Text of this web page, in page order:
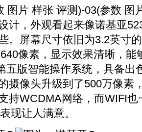
图片 样张 评测)-03(参数 图
计，外观看起来像诺基亚
。屏幕尺寸依旧为3.2英寸
像素，显示效果清晰，能
五版智能操作系统，具备出
摄像头升级到了500万像素
持WCDMA网络，而WIFI
现让人满意。